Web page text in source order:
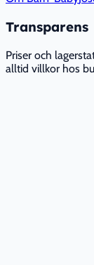
Transparens
Priser och
alltid villkor hos